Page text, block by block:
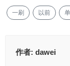
一刷 以前
作者: dawei